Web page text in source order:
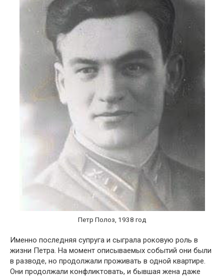
Петр Полоз, 1938 год
Именно последняя супруга и сыграла роковую роль в
жизни Петра. На момент описываемых событий они были
в разводе, но продолжали проживать в одной квартире.
Они продолжали конфликтовать, и бывшая жена даже